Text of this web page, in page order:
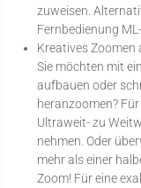
zuweisen.
Fernbedienung
Kreatives
Sie möchten mit
aufbauen oder
heranzoomen?
Ultraweit- zu
nehmen. Oder
mehr als einer
Zoom! Für eine